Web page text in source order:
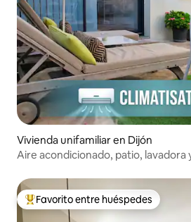
Vivienda unifamiliar en Dijón
Aire acondicionado, patio, lavadora
Favorito entre los huéspedes más
Favorito entre huéspedes